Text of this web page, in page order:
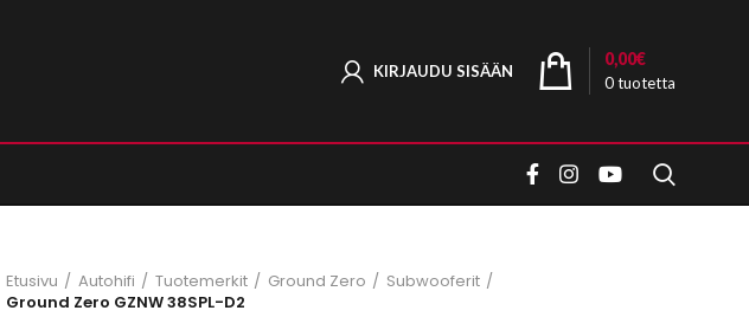
KIRJAUDU SISÄÄN
0tuotetta
0,00€
Etusivu Autohifi Tuotemerkit Ground Zero
Subwooferit
Ground Zero GZNW 38SPL-D2